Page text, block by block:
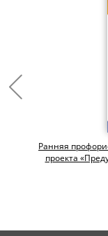
Ранняя
проекта